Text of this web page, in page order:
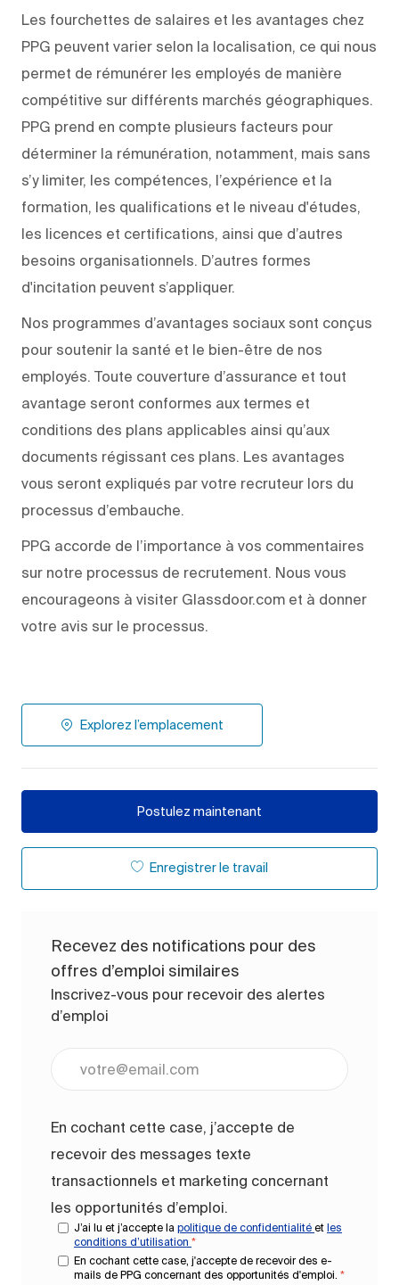
Les fourchettes de salaires et les avantages chez
PPG peuvent varier selon la localisation, ce qui nous
permet de rémunérer les employés de manière
compétitive sur différents marchés géographiques.
PPG prend en compte plusieurs facteurs pour
déterminer la rémunération, notamment, mais sans
s’y limiter, les compétences, l’expérience et la
formation, les qualifications et le niveau d'études,
les licences et certifications, ainsi que d’autres
besoins organisationnels. D’autres formes
d'incitation peuvent s’appliquer.
Nos programmes d’avantages sociaux sont conçus
pour soutenir la santé et le bien-être de nos
employés. Toute couverture d’assurance et tout
avantage seront conformes aux termes et
conditions des plans applicables ainsi qu’aux
documents régissant ces plans. Les avantages
vous seront expliqués par votre recruteur lors du
processus d’embauche.
PPG accorde de l’importance à vos commentaires
sur notre processus de recrutement. Nous vous
encourageons à visiter Glassdoor.com et à donner
votre avis sur le processus.
Explorez l’emplacement
Postulez maintenant
Enregistrer le travail
Recevez des notifications pour des
offres d’emploi similaires
Inscrivez-vous pour recevoir des alertes
d’emploi
En cochant cette case, j’accepte de
recevoir des messages texte
transactionnels et marketing concernant
les opportunités d’emploi.
J’ai lu et j’accepte la politique de confidentialité et les
conditions d’utilisation *
En cochant cette case, j'accepte de recevoir des e-
mails de PPG concernant des opportunités d'emploi. *